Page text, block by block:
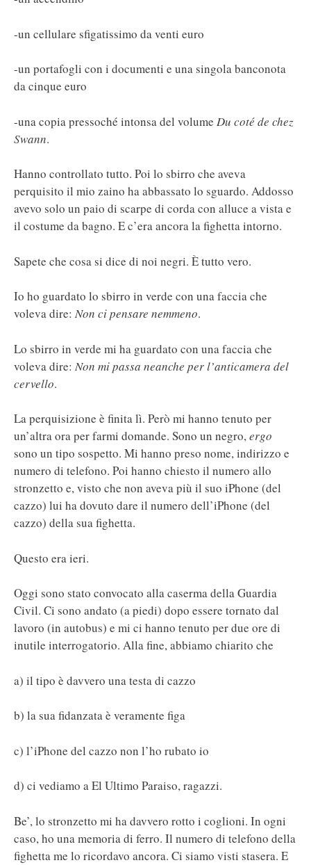
-un cellulare sfigatissimo da venti euro
-un portafogli con i documenti e una singola banconota
da cinque euro
-una copia pressoché intonsa del volume Du coté de chez
Swann.
Hanno controllato tutto. Poi lo sbirro che aveva
perquisito il mio zaino ha abbassato lo sguardo. Addosso
avevo solo un paio di scarpe di corda con alluce a vista e
il costume da bagno. E c’era ancora la fighetta intorno.
Sapete che cosa si dice di noi negri. È tutto vero.
Io ho guardato lo sbirro in verde con una faccia che
voleva dire: Non ci pensare nemmeno.
Lo sbirro in verde mi ha guardato con una faccia che
voleva dire: Non mi passa neanche per l’anticamera del
cervello.
La perquisizione è finita lì. Però mi hanno tenuto per
un’altra ora per farmi domande. Sono un negro,ergo
sono un tipo sospetto. Mi hanno preso nome, indirizzo e
numero di telefono. Poi hanno chiesto il numero allo
stronzetto e, visto che non aveva più il suo iPhone (del
cazzo) lui ha dovuto dare il numero dell’iPhone (del
cazzo) della sua fighetta.
Questo era ieri.
Oggi sono stato convocato alla caserma della Guardia
Civil. Ci sono andato (a piedi) dopo essere tornato dal
lavoro (in autobus) e mi ci hanno tenuto per due ore di
inutile interrogatorio. Alla fine, abbiamo chiarito che
a) il tipo è davvero una testa di cazzo
b) la sua fidanzata è veramente figa
c) l’iPhone del cazzo non l’ho rubato io
d) ci vediamo a El Ultimo Paraiso, ragazzi.
Be’, lo stronzetto mi ha davvero rotto i coglioni. In ogni
caso, ho una memoria di ferro. Il numero di telefono della
fighetta me lo ricordavo ancora. Ci siamo visti stasera. E